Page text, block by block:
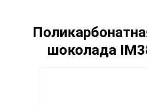
шоколада